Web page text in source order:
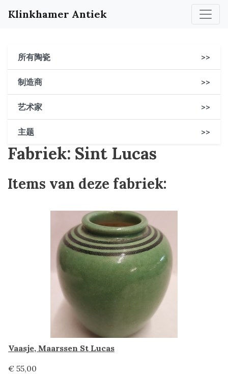
Klinkhamer Antiek
所有陶瓷 >>
制造商 >>
艺术家 >>
主题 >>
Fabriek: Sint Lucas
Items van deze fabriek:
Vaasje, Maarssen St Lucas
€ 55,00